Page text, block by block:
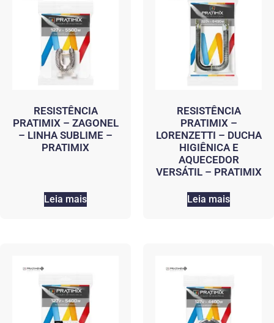
RESISTÊNCIA
PRATIMIX – ZAGONEL
– LINHA SUBLIME –
PRATIMIX
Leia mais
RESISTÊNCIA
PRATIMIX –
LORENZETTI – DUCHA
HIGIÊNICA E
AQUECEDOR
VERSÁTIL – PRATIMIX
Leia mais